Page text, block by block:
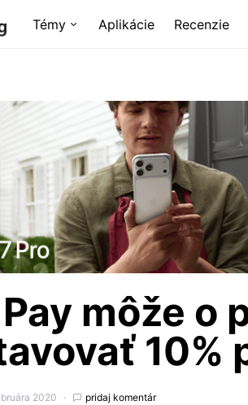
Témy Aplikácie Recenzie
môže o
10%
2020 pridaj komentár